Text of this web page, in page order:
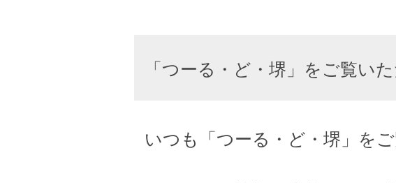
「つーる・ど・堺」をご覧い
いつも「つーる・ど・堺」を